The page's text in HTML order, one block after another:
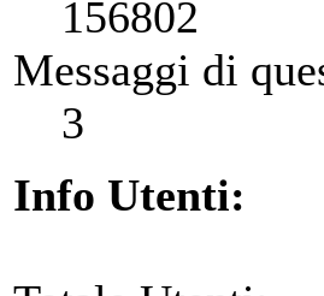
156802
Messaggi di
3
Info Utenti: